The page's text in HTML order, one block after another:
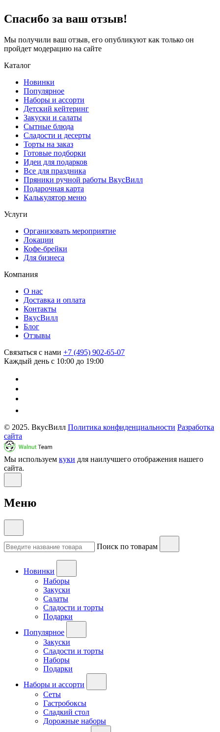
Спасибо за ваш отзыв!
Мы получили ваш отзыв, его опубликуют как только он
пройдет модерацию на сайте
Каталог
Новинки
Популярное
Наборы и ассорти
Детский кейтеринг
Закуски и салаты
Сытные блюда
Сладости и десерты
Торты на заказ
Готовые подборки
Идеи для подарков
Все для праздника
Пряники ручной работы ВкусВилл
Подарочная карта
Калькулятор меню
Услуги
Организовать мероприятие
Локации
Кофе-брейки
Для бизнеса
Компания
О нас
Доставка и оплата
Контакты
ВкусВилл
Блог
Отзывы
Связаться с нами +7 (495) 902-65-07
Каждый день с 10:00 до 19:00
© 2025. ВкусВилл Политика конфиденциальности Разработка
сайта
Мы используем куки для наилучшего отображения нашего
сайта.
Меню
Поиск по товарам
Новинки
Наборы
Закуски
Салаты
Сладости и торты
Подарки
Популярное
Закуски
Сладости и торты
Наборы
Подарки
Наборы и ассорти
Сеты
Гастробоксы
Сладкий стол
Дорожные наборы